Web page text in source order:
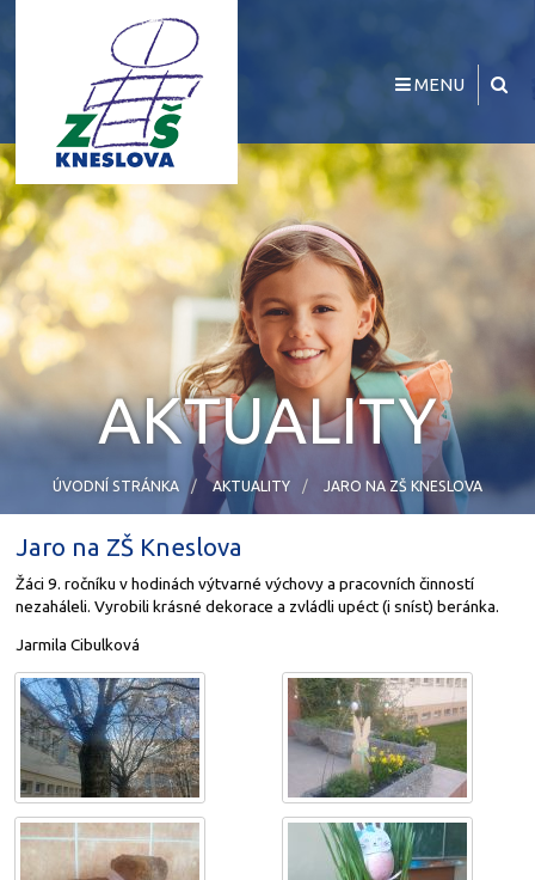
MENU
AKTUALITY
ÚVODNÍ STRÁNKA AKTUALITY JARO NA ZŠ KNESLOVA
Jaro na ZŠ Kneslova
Žáci 9. ročníku v hodinách výtvarné výchovy a pracovních činností
nezaháleli. Vyrobili krásné dekorace a zvládli upéct (i sníst) beránka.
Jarmila Cibulková